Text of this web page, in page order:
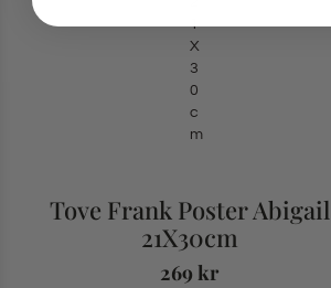
Tove Frank Poster Abigail
21X30cm
269kr